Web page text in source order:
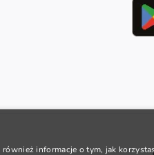
informacje o tym, jak